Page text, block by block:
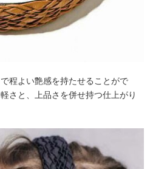
程よい艶感を持たせることがで
さと、上品さを併せ持つ仕上がり